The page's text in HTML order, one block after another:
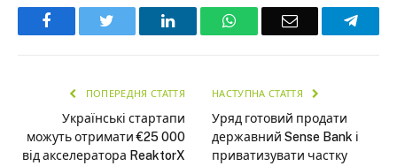
Facebook LinkedInWhatsAppEmail
ПОПЕРЕДНЯ СТАТТЯ
Українські стартапи
можуть отримати €25 000
від акселератора ReaktorX
НАСТУПНА СТАТТЯ
Уряд готовий продати
державний Sense Bank і
приватизувати частку